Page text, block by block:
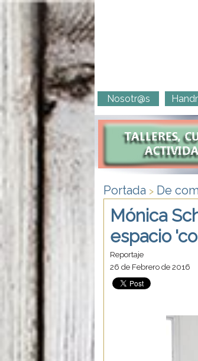
Nosotr@s
Portada > De
Mónica
espacio
Reportaje
26 de Febrero de 2016